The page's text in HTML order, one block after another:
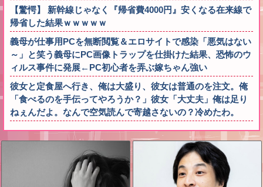
【驚愕】 新幹線じゃなく『帰省費4000円』安くなる在来線で
帰省した結果ｗｗｗｗｗ
義母が仕事用PCを無断閲覧＆エロサイトで感染「悪気はない
～」と笑う義母にPC画像トラップを仕掛けた結果、恐怖のウ
ィルス事件に発展←PC初心者を弄ぶ嫁ちゃん強い
彼女と定食屋へ行き、俺は大盛り、彼女は普通のを注文。俺
「食べるのを手伝ってやろうか？」彼女「大丈夫」俺は足り
ねぇんだよ。なんで空気読んで寄越さないの？冷めたわ。